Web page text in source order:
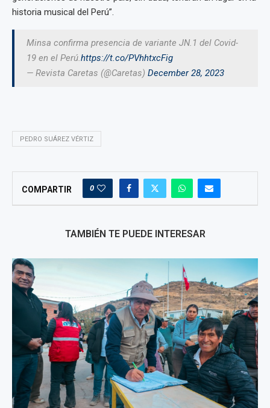
historia musical del Perú”.
Minsa confirma presencia de variante JN.1 del Covid-
19 en el Perú. https://t.co/PVhhtxcFig
— Revista Caretas (@Caretas) December 28, 2023
PEDRO SUÁREZ VÉRTIZ
COMPARTIR 0
TAMBIÉN TE PUEDE INTERESAR